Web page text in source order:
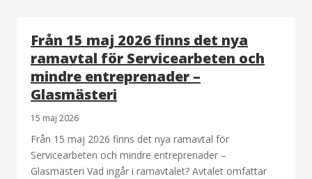
Från 15 maj 2026 finns det nya
ramavtal för Servicearbeten och
mindre entreprenader –
Glasmästeri
15 maj 2026
Från 15 maj 2026 finns det nya ramavtal för
Servicearbeten och mindre entreprenader –
Glasmästeri Vad ingår i ramavtalet? Avtalet omfattar